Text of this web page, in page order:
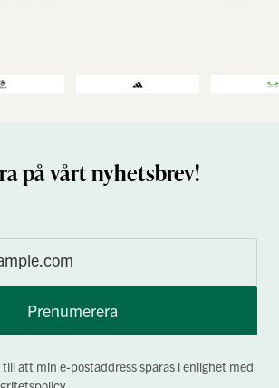
på vårt nyhetsbrev!
Prenumerera
att min e-postaddress sparas i enlighet med